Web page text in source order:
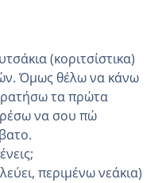
(κοριτσίστικα)
Όμως θέλω να κάνω
τα πρώτα
να σου πώ
περιμένω νεάκια)